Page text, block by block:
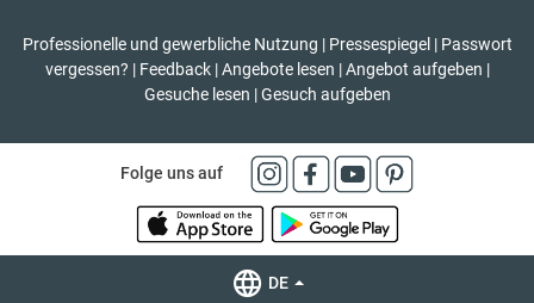
Professionelle und gewerbliche Nutzung | Pressespiegel | Passwort
vergessen? | Feedback | Angebote lesen | Angebot aufgeben |
Gesuche lesen | Gesuch aufgeben
Folge uns auf
DE